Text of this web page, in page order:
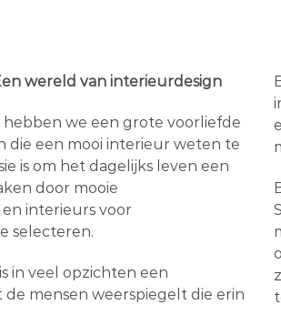
wereld van interieurdesign
hebben we een grote voorliefde
die een mooi interieur weten te
is om het dagelijks leven een
door mooie
interieurs voor
selecteren.
in veel opzichten een
de mensen weerspiegelt die erin